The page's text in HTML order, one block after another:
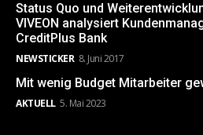
Status Quo und
VIVEON analysiert
CreditPlus Bank
NEWSTICKER 8. Juni 2017
Mit wenig Budget Mitarbeiter
AKTUELL 5. Mai 2023